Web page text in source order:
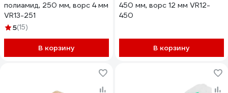
полиамид, 250 мм, ворс 4 мм
VR13-251
5(15)
В корзину
450 мм, ворс 12 мм VR12-
450
В корзину